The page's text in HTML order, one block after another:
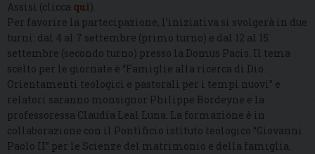
Assisi (clicca qui).
Per favorire la partecipazione, l’iniziativa si svolgerà in due
turni: dal 4 al 7 settembre (primo turno) e dal 12 al 15
settembre (secondo turno) presso la Domus Pacis. Il tema
scelto per le giornate è “Famiglie alla ricerca di Dio.
Orientamenti teologici e pastorali per i tempi nuovi” e
relatori saranno monsignor Philippe Bordeyne e la
professoressa Claudia Leal Luna. La formazione è in
collaborazione con il Pontificio istituto teologico “Giovanni
Paolo II” per le Scienze del matrimonio e della famiglia.